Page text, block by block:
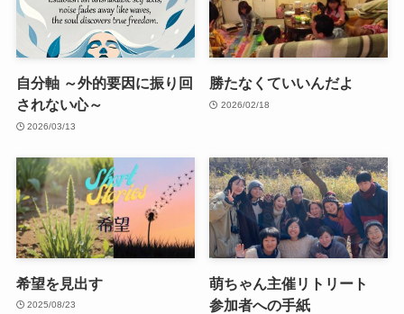
自分軸 ～外的要因に振り回
されない心～
2026/03/13
勝たなくていいんだよ
2026/02/18
希望を見出す
2025/08/23
萌ちゃん主催リトリート
参加者への手紙